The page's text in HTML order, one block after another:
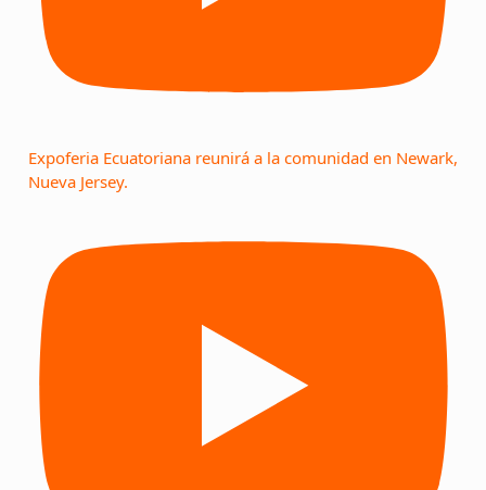
Expoferia Ecuatoriana reunirá a la comunidad en Newark,
Nueva Jersey.